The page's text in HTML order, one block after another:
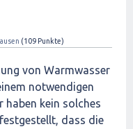
(109 Punkte)
von Warmwasser
notwendigen
haben kein solches
dass die